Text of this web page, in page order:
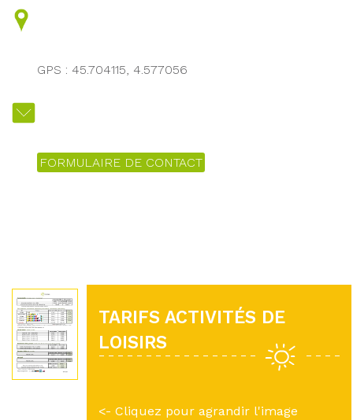
GPS : 45.704115, 4.577056
FORMULAIRE DE CONTACT
TARIFS ACTIVITÉS DE
LOISIRS
<- Cliquez pour agrandir l'image